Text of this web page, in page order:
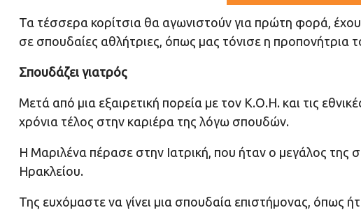
Τα τέσσερα κορίτσια θα αγωνιστούν για πρώτη φορά,
σε σπουδαίες αθλήτριες, όπως μας τόνισε η προπονήτρια
Σπουδάζει γιατρός
Μετά από μια εξαιρετική πορεία με τον Κ.Ο.Η. και τις
χρόνια τέλος στην καριέρα της λόγω σπουδών.
Η Μαριλένα πέρασε στην Ιατρική, που ήταν ο μεγάλος της
Ηρακλείου.
Της ευχόμαστε να γίνει μια σπουδαία επιστήμονας, όπως